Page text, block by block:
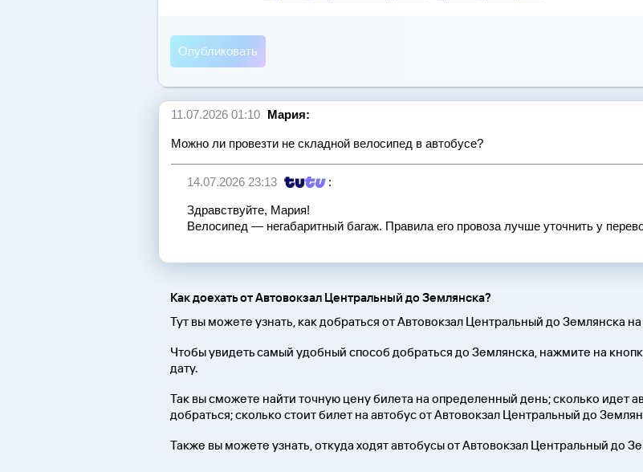
11.07.2026 01:10 Мария:
Можно ли провезти не складной велосипед в автобусе?
14.07.2026 23:13 :
Здравствуйте, Мария!
Велосипед — негабаритный багаж. Правила его провоза лучше уточнить у
Как доехать от Автовокзал Центральный до Землянска?
Тут вы можете узнать, как добраться от Автовокзал Центральный до Землянска
Чтобы увидеть самый удобный способ добраться до Землянска, нажмите на
дату.
Так вы сможете найти точную цену билета на определенный день; сколько идет
добраться; сколько стоит билет на автобус от Автовокзал Центральный до
Также вы можете узнать, откуда ходят автобусы от Автовокзал Центральный до